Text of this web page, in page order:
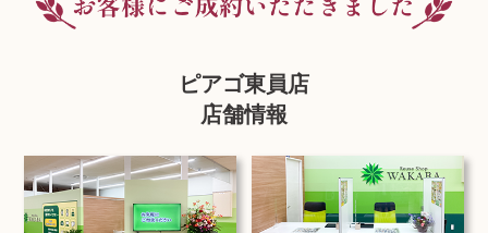
ピアゴ東員店
店舗情報